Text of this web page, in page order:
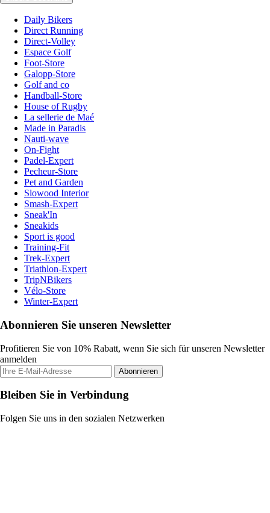
Daily Bikers
Direct Running
Direct-Volley
Espace Golf
Foot-Store
Galopp-Store
Golf and co
Handball-Store
House of Rugby
La sellerie de Maé
Made in Paradis
Nauti-wave
On-Fight
Padel-Expert
Pecheur-Store
Pet and Garden
Slowood Interior
Smash-Expert
Sneak'In
Sneakids
Sport is good
Training-Fit
Trek-Expert
Triathlon-Expert
TripNBikers
Vélo-Store
Winter-Expert
Abonnieren Sie unseren Newsletter
Profitieren Sie von 10% Rabatt, wenn Sie sich für unseren Newsletter
anmelden
Abonnieren
Bleiben Sie in Verbindung
Folgen Sie uns in den sozialen Netzwerken